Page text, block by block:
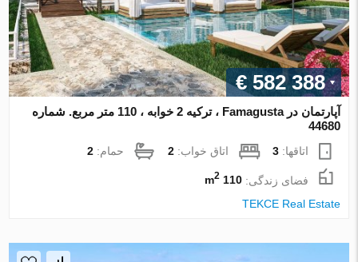
€ 582 388
آپارتمان در Famagusta ، ترکیه 2 خوابه ، 110 متر مربع. شماره
44680
اتاقها:3 اتاق خواب:2 حمام:2
فضای زندگی:110 m
2
TEKCE Real Estate